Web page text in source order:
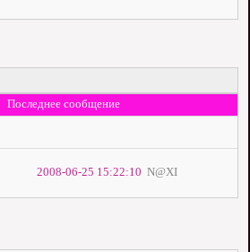
Последнее сообщение
2008-06-25 15:22:10 N@XI